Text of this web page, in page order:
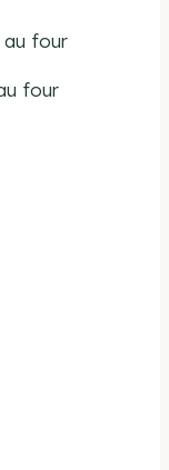
four